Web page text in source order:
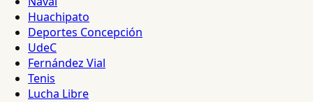
Huachipato
Deportes Concepción
UdeC
Fernández Vial
Tenis
Lucha Libre